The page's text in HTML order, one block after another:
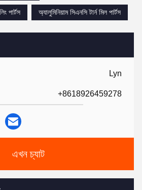
Lyn
+8618926459278
এখন চ্যাট
পার্টস অ্যালুমিনিয়াম সিএনসি টার্ন মিল পার্টস